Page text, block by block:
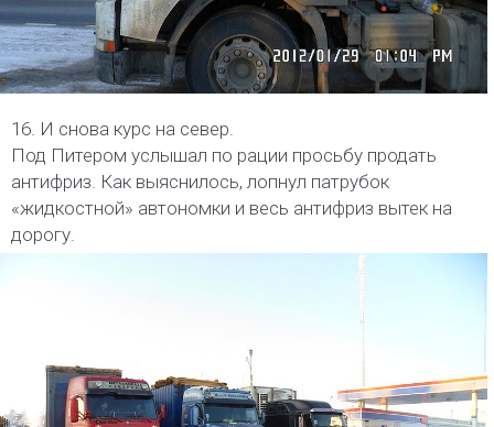
16. И снова курс на север.
Под Питером услышал по рации просьбу продать
антифриз. Как выяснилось, лопнул патрубок
«жидкостной» автономки и весь антифриз вытек на
дорогу.